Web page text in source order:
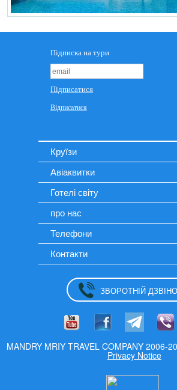
Круїзи
Авіаквитки
Готелі світу
про нас
Телефони
Контакти
ЗВОРОТНІЙ
MANDRY MRIY TRAVEL COMPANY 2006-
Privacy Notice